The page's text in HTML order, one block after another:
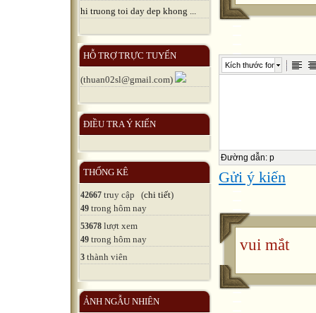
hi truong toi day dep khong ...
HỖ TRỢ TRỰC TUYẾN
(thuan02sl@gmail.com)
ĐIỀU TRA Ý KIẾN
THỐNG KÊ
42667 truy cập (chi tiết)
49 trong hôm nay
53678 lượt xem
49 trong hôm nay
3 thành viên
ẢNH NGẪU NHIÊN
MỐI
Quan hệ
đặc biệt
Lào, Lào -
yếu về sự
nước.

Liên
Kích thước font
Đường dẫn: p
Gửi ý kiến
vui mắt